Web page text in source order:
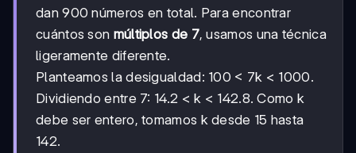
dan 900 números en total. Para encontrar
cuántos son múltiplos de 7, usamos una técnica
ligeramente diferente.
Planteamos la desigualdad: 100 < 7k < 1000.
Dividiendo entre 7: 14.2 < k < 142.8. Como k
debe ser entero, tomamos k desde 15 hasta
142.